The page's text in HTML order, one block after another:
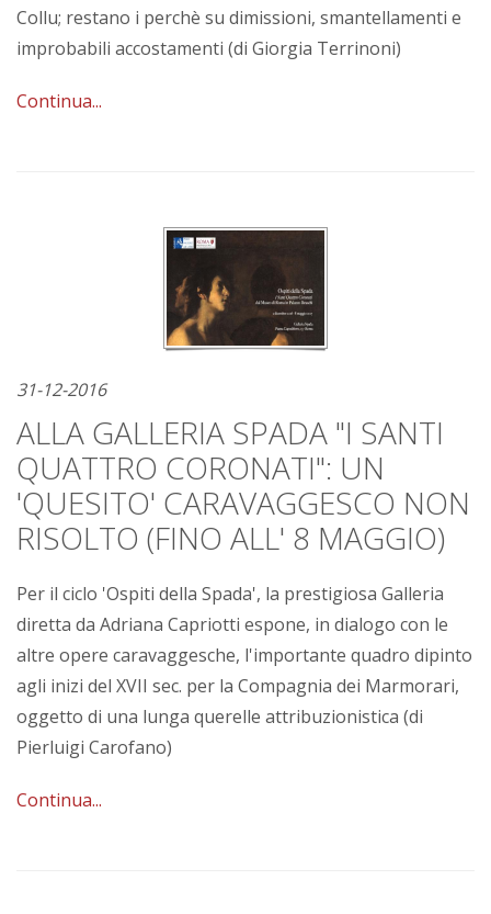
Collu; restano i perchè su dimissioni, smantellamenti e
improbabili accostamenti (di Giorgia Terrinoni)
Continua...
31-12-2016
ALLA GALLERIA SPADA "I SANTI
QUATTRO CORONATI": UN
'QUESITO' CARAVAGGESCO NON
RISOLTO (FINO ALL' 8 MAGGIO)
Per il ciclo 'Ospiti della Spada', la prestigiosa Galleria
diretta da Adriana Capriotti espone, in dialogo con le
altre opere caravaggesche, l'importante quadro dipinto
agli inizi del XVII sec. per la Compagnia dei Marmorari,
oggetto di una lunga querelle attribuzionistica (di
Pierluigi Carofano)
Continua...